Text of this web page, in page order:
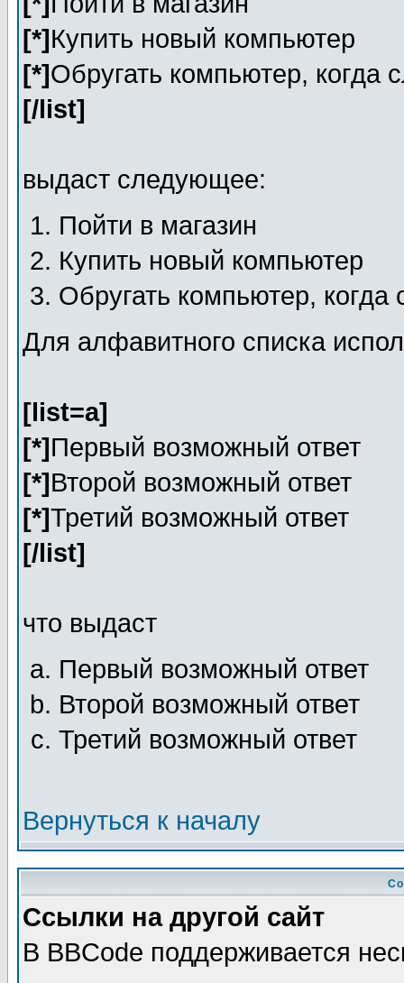
[*]Купить новый компьютер
[*]Обругать компьютер, когда
[/list]
выдаст следующее:
Пойти в магазин
Купить новый компьютер
Обругать компьютер, когда
Для алфавитного списка
[list=a]
[*]Первый возможный ответ
[*]Второй возможный ответ
[*]Третий возможный ответ
[/list]
что выдаст
Первый возможный ответ
Второй возможный ответ
Третий возможный ответ
Вернуться к началу
Ссылки на другой сайт
В BBCode поддерживается